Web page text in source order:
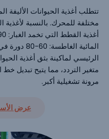
تتطلب أغذية الحيوانات
المائية
مرونة تشغيلية أكبر.
عرض